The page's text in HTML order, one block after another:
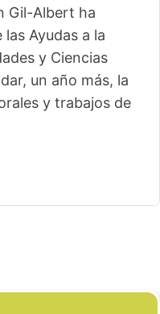
Gil-Albert ha
Ayudas a la
y Ciencias
un año más, la
y trabajos de